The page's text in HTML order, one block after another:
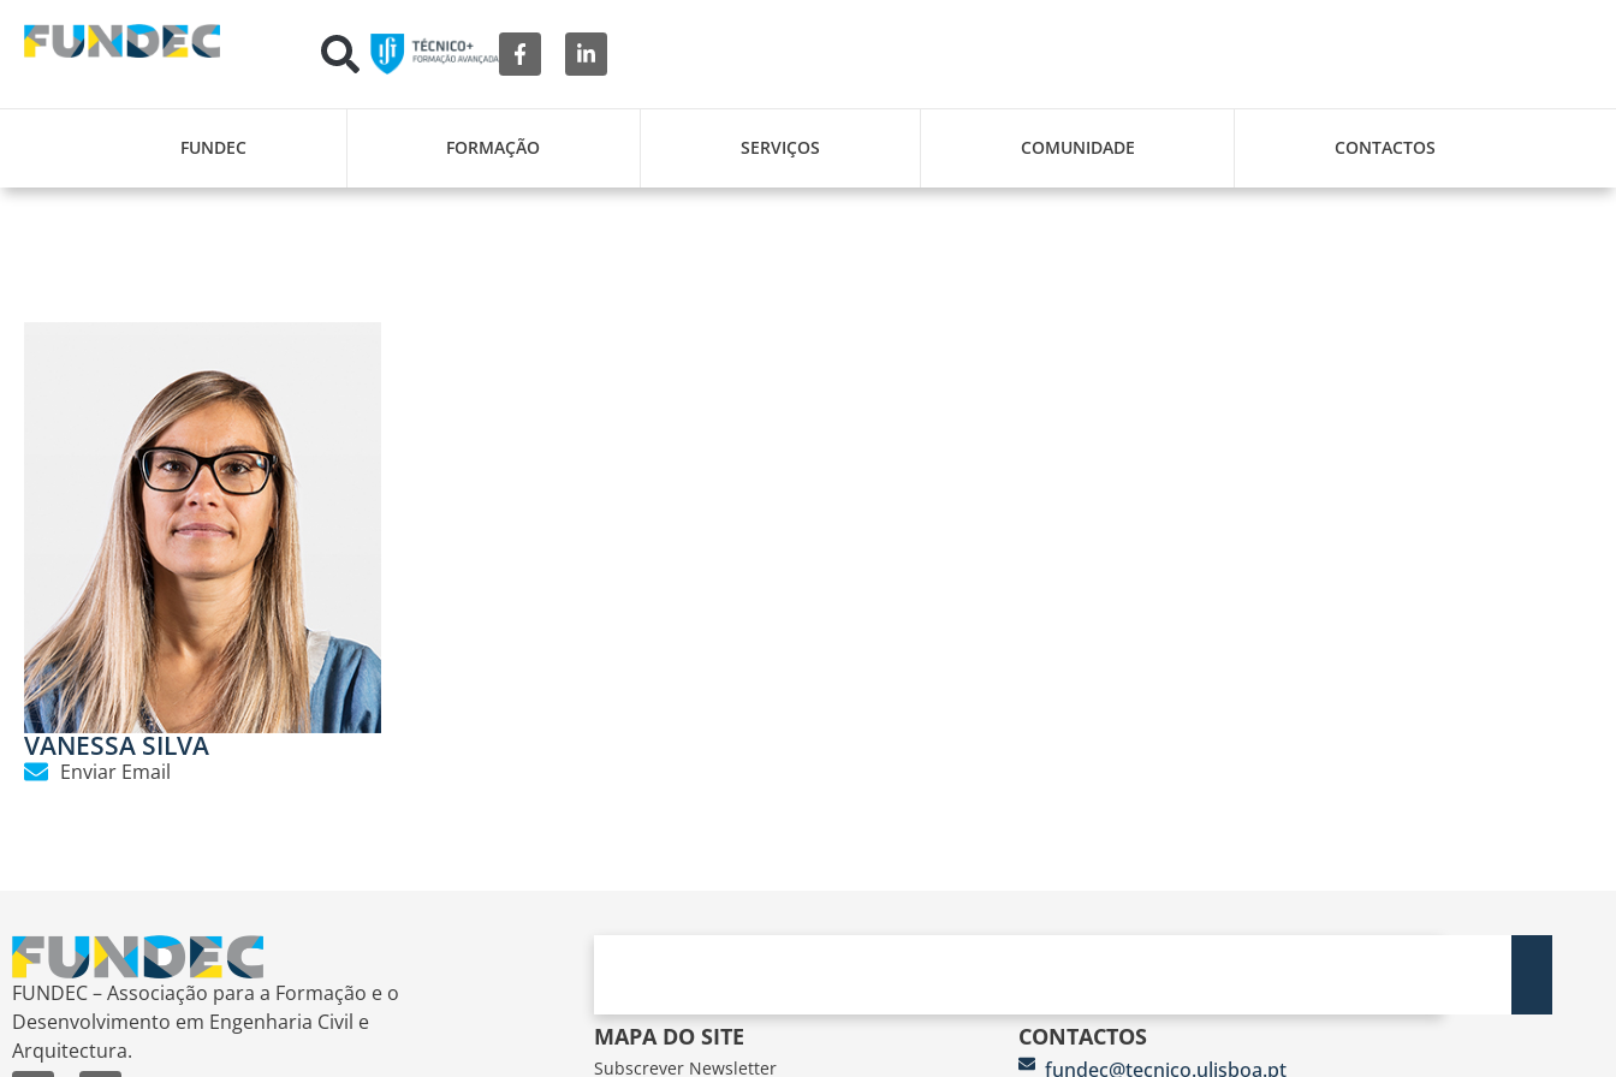
FUNDEC FORMAÇÃO SERVIÇOS COMUNIDADE CONTACTOS
VANESSA SILVA
Enviar Email
FUNDEC – Associação para a Formação e o
Desenvolvimento em Engenharia Civil e
Arquitectura.
MAPA DO SITE
Subscrever Newsletter
CONTACTOS
fundec@tecnico.ulisboa.pt